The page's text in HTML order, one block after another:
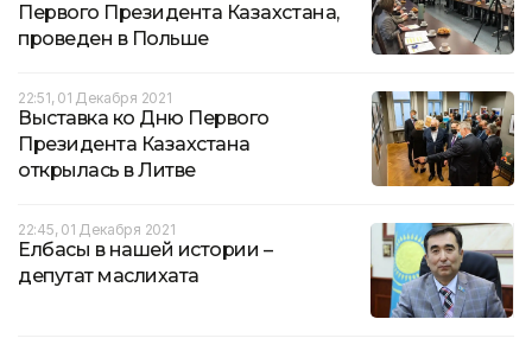
Первого Президента Казахстана,
проведен в Польше
22:51, 01 Декабря 2021
Выставка ко Дню Первого
Президента Казахстана
открылась в Литве
22:45, 01 Декабря 2021
Елбасы в нашей истории –
депутат маслихата